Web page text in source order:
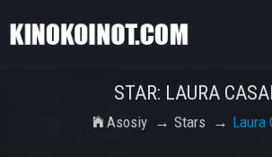
STAR: LAURA
Asosiy Stars Laura